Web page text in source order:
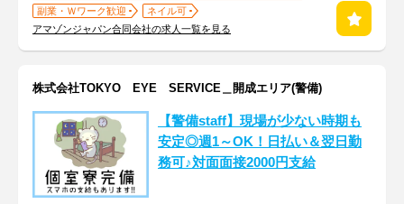
副業・Ｗワーク歓迎
ネイル可
アマゾンジャパン合同会社の求人一覧を見る
株式会社TOKYO EYE SERVICE＿開成エリア(警備)
【警備staff】現場が少ない時期も
安定◎週1～OK！日払い＆翌日勤
務可♪対面面接2000円支給